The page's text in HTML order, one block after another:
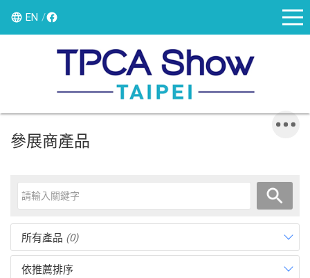
EN
參展商產品
所有產品 (0)
依推薦排序